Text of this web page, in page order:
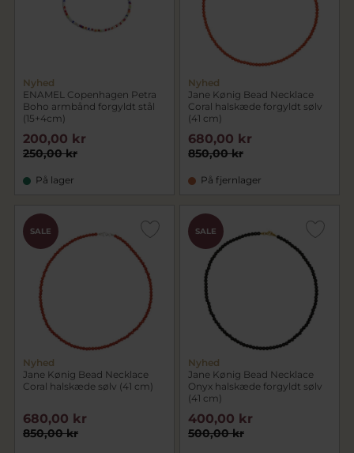
Nyhed
ENAMEL Copenhagen Petra
Boho armbånd forgyldt stål
(15+4cm)
250,00 kr
200,00 kr
På lager
Nyhed
Jane Kønig Bead Necklace
Coral halskæde forgyldt sølv
(41 cm)
850,00 kr
680,00 kr
På fjernlager
SALE
Nyhed
Jane Kønig Bead Necklace
Coral halskæde sølv (41 cm)
850,00 kr
680,00 kr
SALE
Nyhed
Jane Kønig Bead Necklace
Onyx halskæde forgyldt sølv
(41 cm)
500,00 kr
400,00 kr